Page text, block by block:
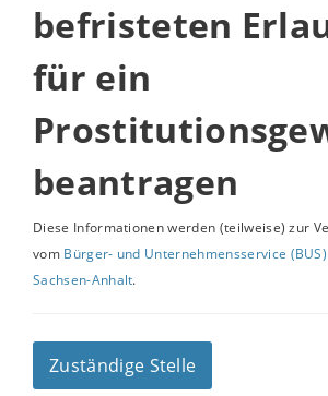
befristeten
für ein
beantragen
Diese Informationen werden (teilweise) zur
vom Bürger- und Unternehmensservice
Sachsen-Anhalt.
Zuständige Stelle